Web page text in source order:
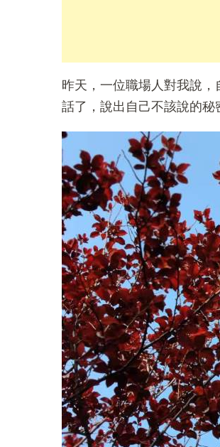
昨天，一位職場人對我說
話了，說出自己不該說的秘